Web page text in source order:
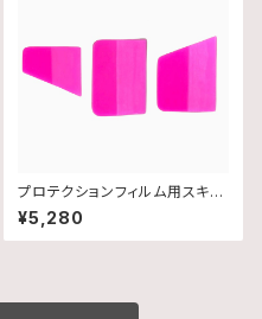
プロテクションフィルム用スキー
ジーセット
¥5,280